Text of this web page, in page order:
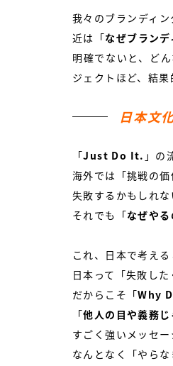
我々のブランディ
近は「なぜブラン
明確でないと、ど
ジェクトほど、結
日本文
「Just Do It. 」の
海外では「挑戦の
失敗するかもしれな
それでも「なぜやる
これ、日本で考える
日本って「失敗し
だからこそ「Why
「他人の目や義務
すごく強いメッセー
なんとなく「やらな